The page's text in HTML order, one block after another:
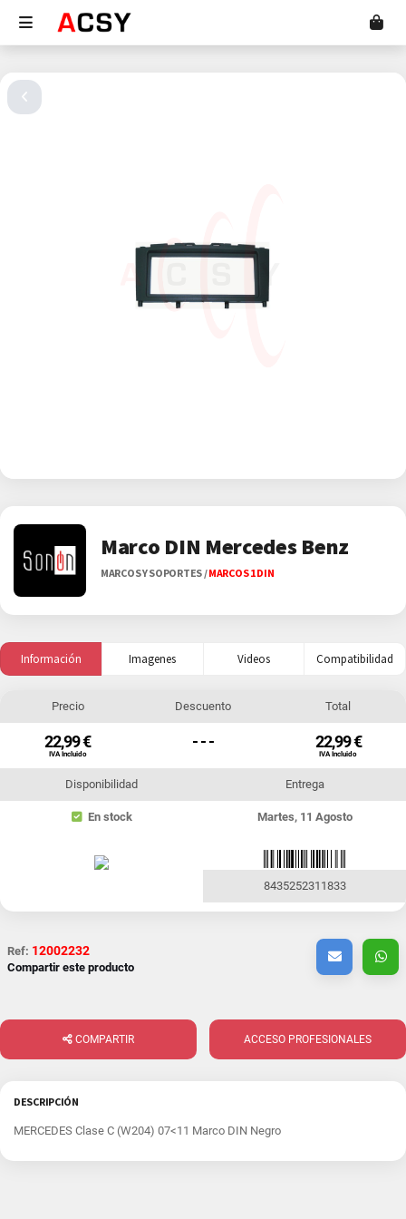
Marco DIN Mercedes Benz
MARCOS Y SOPORTES/MARCOS 1 DIN
Información Imagenes Videos Compatibilidad
Precio
22,99 €
IVA Incluido
Descuento
- - -
Total
22,99 €
IVA Incluido
Disponibilidad
En stock
Entrega
Martes, 11 Agosto
8435252311833
Ref: 12002232
Compartir este producto
COMPARTIR ACCESO PROFESIONALES
DESCRIPCIÓN
MERCEDES Clase C (W204) 07<11 Marco DIN Negro